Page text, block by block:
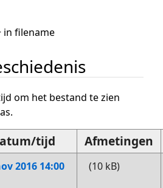
in filename
om het bestand te zien
tijd Afmetingen
2016 14:00 (10 kB)